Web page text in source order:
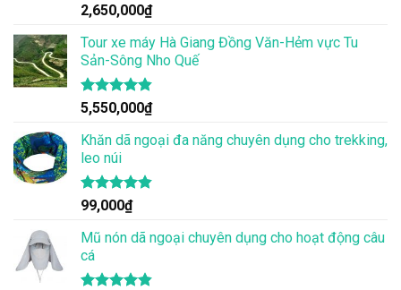
Được xếp
hạng 4.86
5 sao
2,650,000₫
Tour xe máy Hà Giang Đồng Văn-Hẻm vực Tu
Sản-Sông Nho Quế
Được xếp
hạng 4.83
5 sao
5,550,000₫
Khăn dã ngoại đa năng chuyên dụng cho trekking,
leo núi
Được xếp
hạng
4.83
5 sao
99,000₫
Mũ nón dã ngoại chuyên dụng cho hoạt động câu
cá